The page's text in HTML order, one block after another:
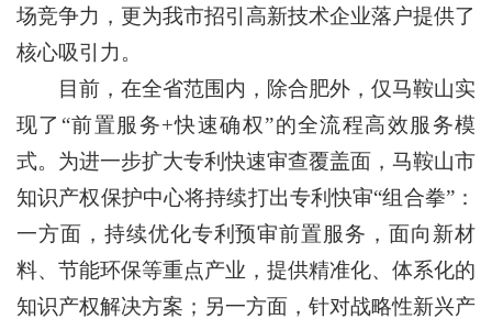
场竞争力，更为我市招引高新技术企业落户提供了
核心吸引力。
目前，在全省范围内，除合肥外，仅马鞍山实
现了“前置服务+快速确权”的全流程高效服务模
式。为进一步扩大专利快速审查覆盖面，马鞍山市
知识产权保护中心将持续打出专利快审“组合拳”：
一方面，持续优化专利预审前置服务，面向新材
料、节能环保等重点产业，提供精准化、体系化的
知识产权解决方案；另一方面，针对战略性新兴产